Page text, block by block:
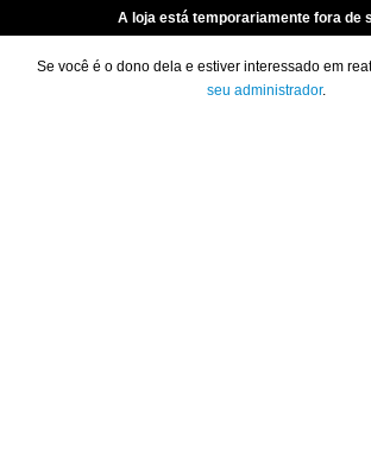
A loja está temporariamente fora de
Se você é o dono dela e estiver interessado em
seu administrador.